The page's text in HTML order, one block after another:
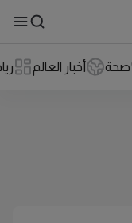
صحة أخبار العالم